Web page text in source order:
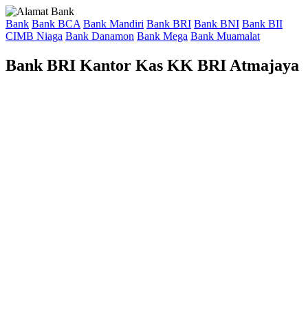
Bank Bank BCA Bank Mandiri Bank BRI Bank BNI Bank BII
CIMB Niaga Bank Danamon Bank Mega Bank Muamalat
Bank BRI Kantor Kas KK BRI Atmajaya